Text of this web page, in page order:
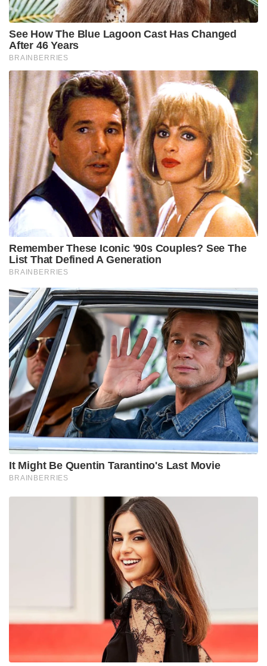
See How The Blue Lagoon Cast Has Changed
After 46 Years
BRAINBERRIES
Remember These Iconic '90s Couples? See The
List That Defined A Generation
BRAINBERRIES
It Might Be Quentin Tarantino's Last Movie
BRAINBERRIES